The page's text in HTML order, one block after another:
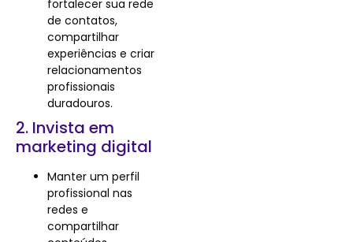
fortalecer sua rede
de contatos,
compartilhar
experiências e criar
relacionamentos
profissionais
duradouros.
2. Invista em
marketing digital
Manter um perfil
profissional nas
redes e
compartilhar